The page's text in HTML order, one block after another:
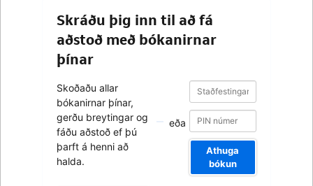
Skráðu þig inn til að fá
aðstoð með bókanirnar
þínar
Skoðaðu allar
bókanirnar þínar,
gerðu breytingar og
fáðu aðstoð ef þú
þarft á henni að
halda.
eða
Staðfestingarnúmer
Staðfestingarnúmer
Athuga
bókun